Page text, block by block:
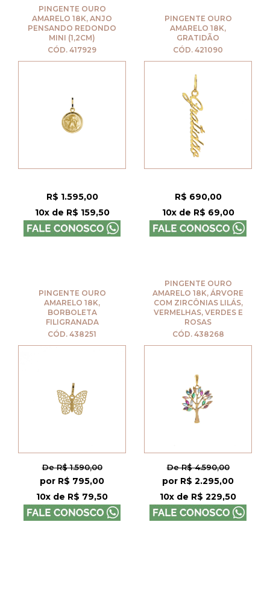
PINGENTE OURO
AMARELO 18K, ANJO
PENSANDO REDONDO
MINI (1,2CM)
CÓD. 417929
R$ 1.595,00
10x de R$ 159,50
PINGENTE OURO
AMARELO 18K,
GRATIDÃO
CÓD. 421090
R$ 690,00
10x de R$ 69,00
PINGENTE OURO
AMARELO 18K,
BORBOLETA
FILIGRANADA
CÓD. 438251
De R$ 1.590,00
por R$ 795,00
10x de R$ 79,50
PINGENTE OURO
AMARELO 18K, ÁRVORE
COM ZIRCÔNIAS LILÁS,
VERMELHAS, VERDES E
ROSAS
CÓD. 438268
De R$ 4.590,00
por R$ 2.295,00
10x de R$ 229,50